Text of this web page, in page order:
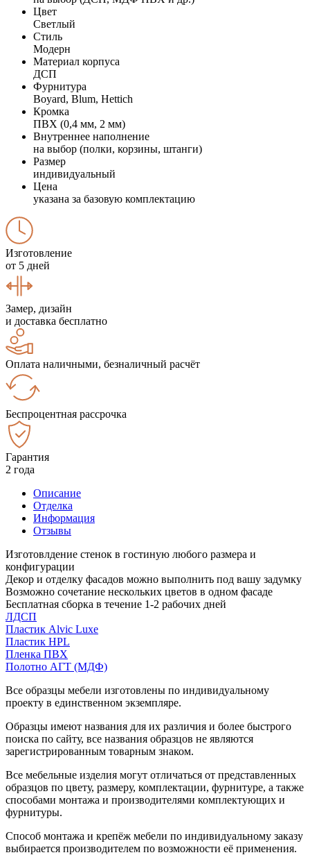
Цвет
Светлый
Стиль
Модерн
Материал корпуса
ДСП
Фурнитура
Boyard, Blum, Hettich
Кромка
ПВХ (0,4 мм, 2 мм)
Внутреннее наполнение
на выбор (полки, корзины, штанги)
Размер
индивидуальный
Цена
указана за базовую комплектацию
Изготовление
от 5 дней
Замер, дизайн
и доставка бесплатно
Оплата наличными, безналичный расчёт
Беспроцентная рассрочка
Гарантия
2 года
Описание
Отделка
Информация
Отзывы
Изготовлдение стенок в гостиную любого размера и
конфигурации
Декор и отделку фасадов можно выполнить под вашу задумку
Возможно сочетание нескольких цветов в одном фасаде
Бесплатная сборка в течение 1-2 рабочих дней
ЛДСП
Пластик Alvic Luxe
Пластик HPL
Пленка ПВХ
Полотно АГТ (МДФ)
Все образцы мебели изготовлены по индивидуальному
проекту в единственном экземпляре.
Образцы имеют названия для их различия и более быстрого
поиска по сайту, все названия образцов не являются
зарегистрированным товарным знаком.
Все мебельные изделия могут отличаться от представленных
образцов по цвету, размеру, комплектации, фурнитуре, а также
способами монтажа и производителями комплектующих и
фурнитуры.
Способ монтажа и крепёж мебели по индивидуальному заказу
выбирается производителем по возможности её применения.